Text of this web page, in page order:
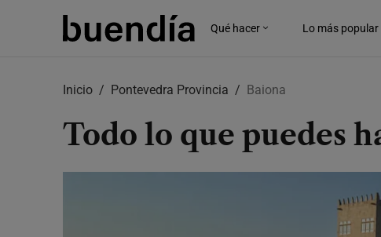
Qué hacer Lo más popular
Inicio Pontevedra Provincia Baiona
Todo lo que puedes